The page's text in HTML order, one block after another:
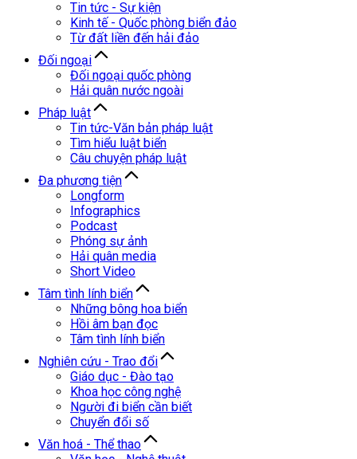
Tin tức - Sự kiện
Kinh tế - Quốc phòng biển đảo
Từ đất liền đến hải đảo
Đối ngoại
Đối ngoại quốc phòng
Hải quân nước ngoài
Pháp luật
Tin tức-Văn bản pháp luật
Tìm hiểu luật biển
Câu chuyện pháp luật
Đa phương tiện
Longform
Infographics
Podcast
Phóng sự ảnh
Hải quân media
Short Video
Tâm tình lính biển
Những bông hoa biển
Hồi âm bạn đọc
Tâm tình lính biển
Nghiên cứu - Trao đổi
Giáo dục - Đào tạo
Khoa học công nghệ
Người đi biển cần biết
Chuyển đổi số
Văn hoá - Thể thao